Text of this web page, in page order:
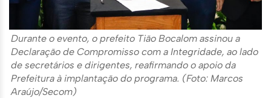
Durante o evento, o prefeito Tião Bocalom assinou a
Declaração de Compromisso com a Integridade, ao lado
de secretários e dirigentes, reafirmando o apoio da
Prefeitura à implantação do programa. (Foto: Marcos
Araújo/Secom)